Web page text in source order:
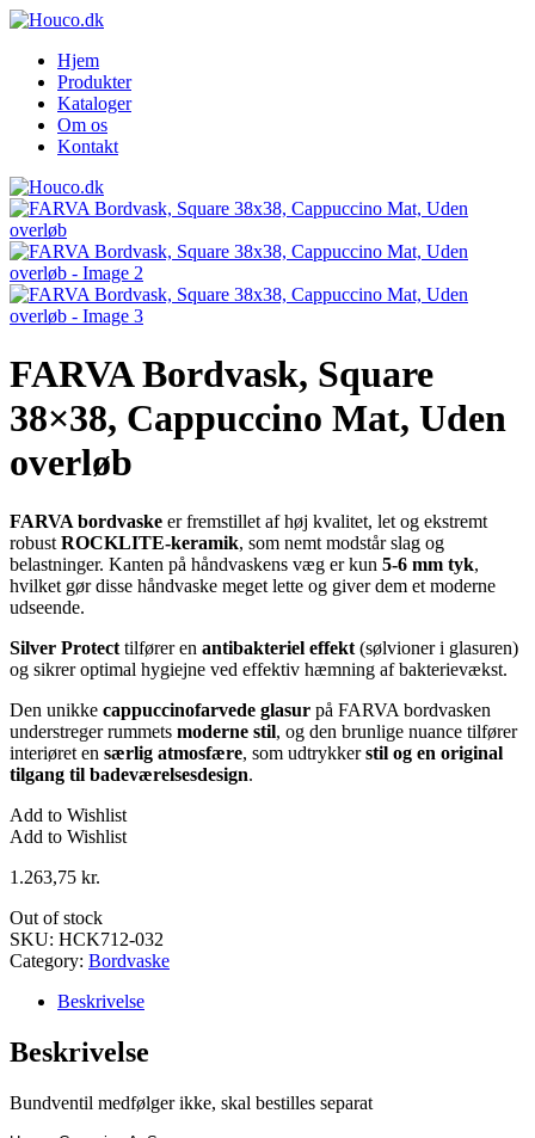
Hjem
Produkter
Kataloger
Om os
Kontakt
FARVA Bordvask, Square
38×38, Cappuccino Mat, Uden
overløb
FARVA bordvaske er fremstillet af høj kvalitet, let og ekstremt
robust ROCKLITE-keramik, som nemt modstår slag og
belastninger. Kanten på håndvaskens væg er kun 5-6 mm tyk,
hvilket gør disse håndvaske meget lette og giver dem et moderne
udseende.
Silver Protect tilfører en antibakteriel effekt (sølvioner i glasuren)
og sikrer optimal hygiejne ved effektiv hæmning af bakterievækst.
Den unikke cappuccinofarvede glasur på FARVA bordvasken
understreger rummets moderne stil, og den brunlige nuance tilfører
interiøret en særlig atmosfære, som udtrykkerstil og en original
tilgang til badeværelsesdesign.
Add to Wishlist
Add to Wishlist
1.263,75 kr.
Out of stock
SKU: HCK712-032
Category: Bordvaske
Beskrivelse
Beskrivelse
Bundventil medfølger ikke, skal bestilles separat